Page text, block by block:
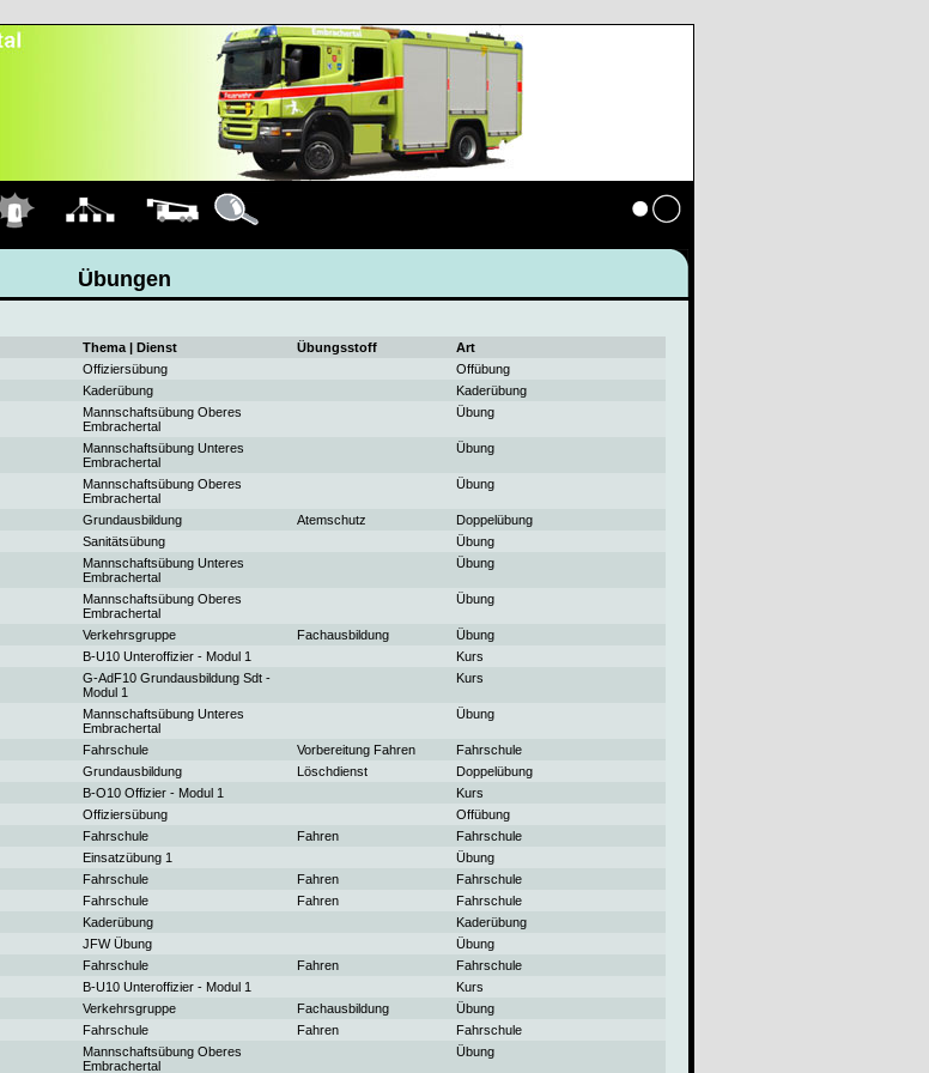
Übungen
Thema | Dienst Übungsstoff
Art
Offiziersübung
Offübung
Kaderübung
Kaderübung
Mannschaftsübung Oberes
Embrachertal
Übung
Mannschaftsübung Unteres
Embrachertal
Übung
Mannschaftsübung Oberes
Embrachertal
Übung
Grundausbildung Atemschutz
Doppelübung
Sanitätsübung
Übung
Mannschaftsübung Unteres
Embrachertal
Übung
Mannschaftsübung Oberes
Embrachertal
Übung
Verkehrsgruppe Fachausbildung
Übung
B-U10 Unteroffizier - Modul 1
Kurs
G-AdF10 Grundausbildung Sdt -
Modul 1
Kurs
Mannschaftsübung Unteres
Embrachertal
Übung
Fahrschule Vorbereitung Fahren
Fahrschule
Grundausbildung Löschdienst
Doppelübung
B-O10 Offizier - Modul 1
Kurs
Offiziersübung
Offübung
Fahrschule Fahren
Fahrschule
Einsatzübung 1
Übung
Fahrschule Fahren
Fahrschule
Fahrschule Fahren
Fahrschule
Kaderübung
Kaderübung
JFW Übung
Übung
Fahrschule Fahren
Fahrschule
B-U10 Unteroffizier - Modul 1
Kurs
Verkehrsgruppe Fachausbildung
Übung
Fahrschule Fahren
Fahrschule
Mannschaftsübung Oberes
Embrachertal
Übung